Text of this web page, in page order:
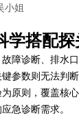
小姐
学搭配探
障诊断、排水
参数则无法判
为原则，覆盖核
急诊断需求。